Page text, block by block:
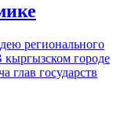
регионального
городе
глав государств